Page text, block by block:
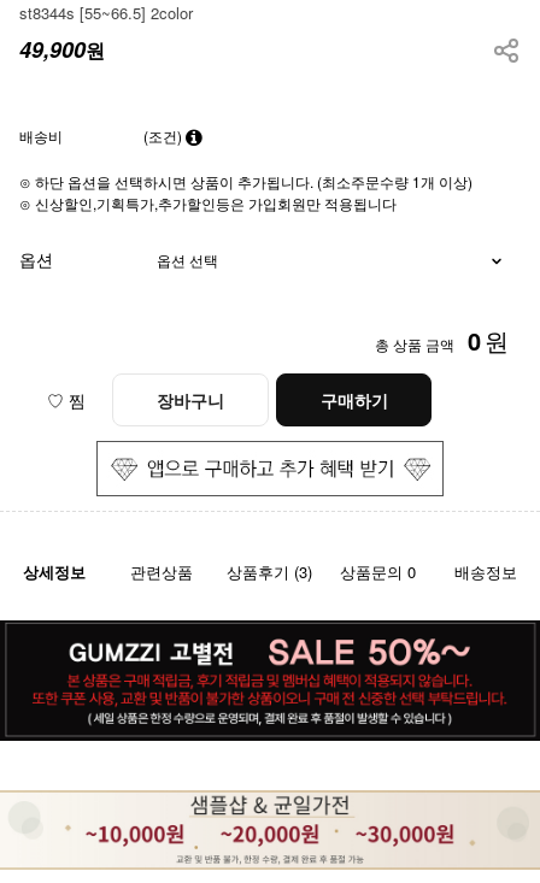
st8344s [55~66.5] 2color
49,900원
배송비 (조건)
⊙ 하단 옵션을 선택하시면 상품이 추가됩니다. (최소주문수량 1개 이상)
⊙ 신상할인,기획특가,추가할인등은 가입회원만 적용됩니다
옵션
총 상품 금액 0원
♡ 찜 장바구니 구매하기
상세정보 관련상품 상품후기 (3) 상품문의 0 배송정보